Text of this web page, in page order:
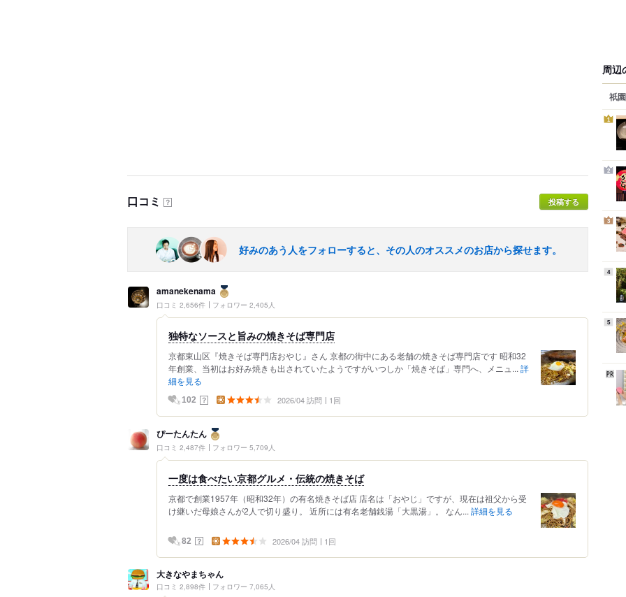
口コミ ？ 投稿する
好みのあう人をフォローすると、その人のオススメのお店から探せます。
amanekenama
口コミ 2,656件 フォロワー 2,405人
独特なソースと旨みの焼きそば専門店
京都東山区『焼きそば専門店おやじ』さん 京都の街中にある老舗の焼きそば専門店です 昭和32
年創業、当初はお好み焼きも出されていたようですがいつしか「焼きそば」専門へ、メニュ... 詳
細を見る
102 ？ 2026/04 訪問 1回
ぴーたんたん
口コミ 2,487件 フォロワー 5,709人
一度は食べたい京都グルメ・伝統の焼きそば
京都で創業1957年（昭和32年）の有名焼きそば店 店名は「おやじ」ですが、現在は祖父から受
け継いだ母娘さんが2人で切り盛り。 近所には有名老舗銭湯「大黒湯」。 なん... 詳細を見る
82 ？ 2026/04 訪問 1回
大きなやまちゃん
口コミ 2,898件 フォロワー 7,065人
周辺
祇
1
2
3
4
5